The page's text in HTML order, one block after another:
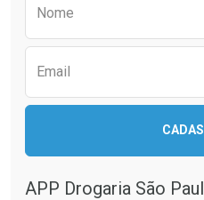
Nome
Email
APP Drogaria São